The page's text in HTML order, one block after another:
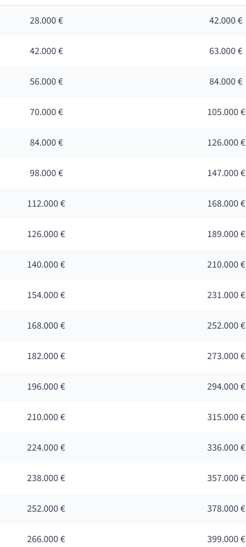
28.000 € 42.000 €
42.000 € 63.000 €
56.000 € 84.000 €
70.000 € 105.000 €
84.000 € 126.000 €
98.000 € 147.000 €
112.000 € 168.000 €
126.000 € 189.000 €
140.000 € 210.000 €
154.000 € 231.000 €
168.000 € 252.000 €
182.000 € 273.000 €
196.000 € 294.000 €
210.000 € 315.000 €
224.000 € 336.000 €
238.000 € 357.000 €
252.000 € 378.000 €
266.000 € 399.000 €